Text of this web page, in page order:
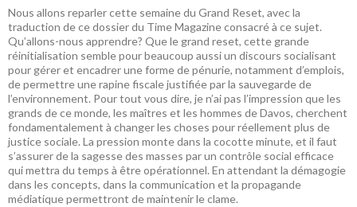
Nous allons reparler cette semaine du Grand Reset, avec la
traduction de ce dossier du Time Magazine consacré à ce sujet.
Qu’allons-nous apprendre? Que le grand reset, cette grande
réinitialisation semble pour beaucoup aussi un discours socialisant
pour gérer et encadrer une forme de pénurie, notamment d’emplois,
de permettre une rapine fiscale justifiée par la sauvegarde de
l’environnement. Pour tout vous dire, je n’ai pas l’impression que les
grands de ce monde, les maîtres et les hommes de Davos, cherchent
fondamentalement à changer les choses pour réellement plus de
justice sociale. La pression monte dans la cocotte minute, et il faut
s’assurer de la sagesse des masses par un contrôle social efficace
qui mettra du temps à être opérationnel. En attendant la démagogie
dans les concepts, dans la communication et la propagande
médiatique permettront de maintenir le clame.